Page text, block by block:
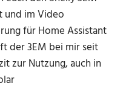
und im Video
für Home Assistant
der 3EM bei mir seit
zur Nutzung, auch in